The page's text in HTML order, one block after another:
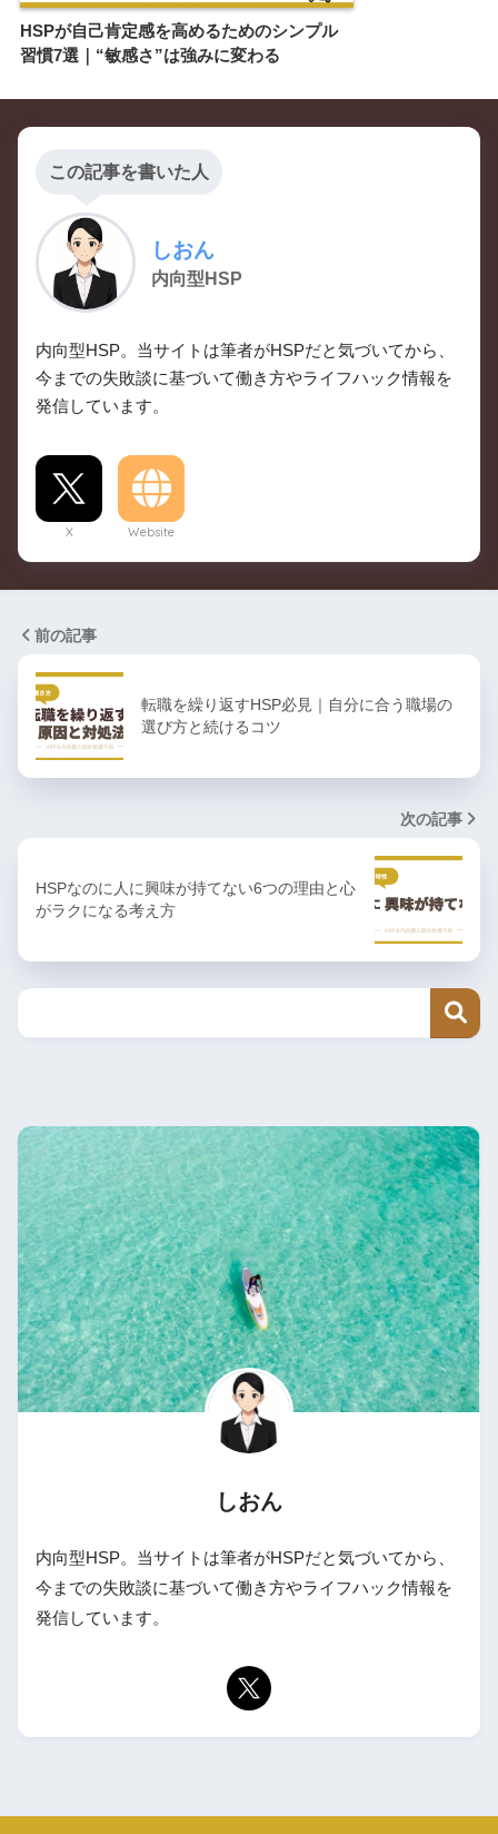
HSPが自己肯定感を高めるためのシンプル
習慣7選｜“敏感さ”は強みに変わる
この記事を書いた人
しおん
内向型HSP
内向型HSP。当サイトは筆者がHSPだと気づいてから、
今までの失敗談に基づいて働き方やライフハック情報を
発信しています。
X Website
前の記事
転職を繰り返すHSP必見｜自分に合う職場の
選び方と続けるコツ
次の記事
HSPなのに人に興味が持てない6つの理由と心
がラクになる考え方
しおん
内向型HSP。当サイトは筆者がHSPだと気づいてから、
今までの失敗談に基づいて働き方やライフハック情報を
発信しています。